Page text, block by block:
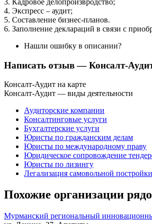
4. Экспресс – аудит;
5. Составление бизнес-планов.
6. Заполнение деклараций в связи с
Нашли ошибку в описании?
Написать отзыв— Консалт-
Консалт-Аудит на карте
Консалт-Аудит — виды деятельности
Аудиторские компании
Консалтинговые услуги
Бухгалтерские услуги
Юристы по гражданским делам
Юристы по международному праву
Юридическое сопровождение
Юристы по лизингу
Легализация самовольной постройки
Похожие организации
Мурманский региональный